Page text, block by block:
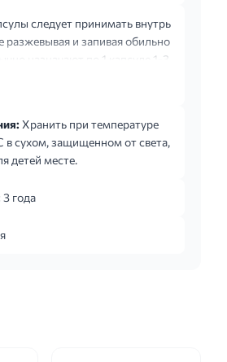
следует принимать внутрь
разжевывая и запивая обильно
назначают по 1 капсуле 1-3
Нейродикловит
терапии зависит от
заболевания.
Хранить при температуре
в сухом, защищенном от света,
детей месте.
3 года